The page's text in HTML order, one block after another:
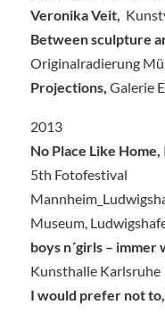
Veronika Veit,
Between sculpture
Originalradierung
Projections, Galerie
2013
No Place Like Home,
5th Fotofestival
Museum,
boys n´girls – immer
Kunsthalle Karlsruhe
I would prefer not to,